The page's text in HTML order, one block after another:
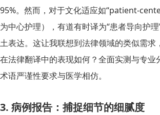
95%。然而，对于文化适应如“patient-
为中心护理），有道有时译为“患者导向护
土表达。这让我联想到法律领域的类似需求
在法律翻译中的表现如何？全面实测与专业
术语严谨性要求与医学相仿。
3. 病例报告：捕捉细节的细腻度